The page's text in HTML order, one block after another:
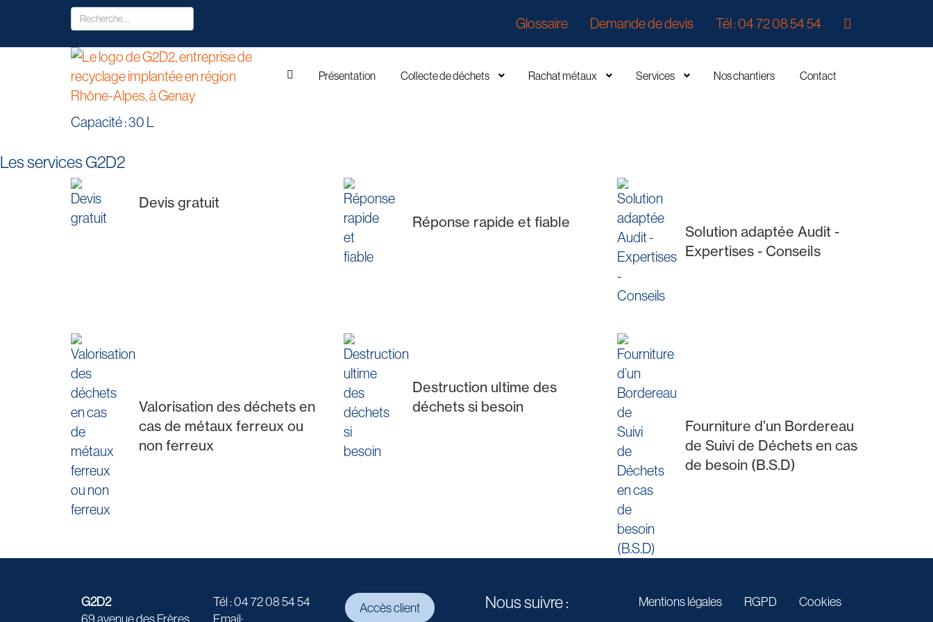
Glossaire Demande de devis Tél : 04 72 08 54 54
Présentation Collecte de déchets Rachat métaux Services Nos chantiers Contact
Capacité : 30 L
Les services G2D2
Devis gratuit
Réponse rapide et fiable
Solution adaptée Audit -
Expertises - Conseils
Valorisation des déchets en
cas de métaux ferreux ou
non ferreux
Destruction ultime des
déchets si besoin
Fourniture d’un Bordereau
de Suivi de Déchets en cas
de besoin (B.S.D)
G2D2
Tél : 04 72 08 54 54
Accès client Nous suivre : Mentions légales RGPD Cookies